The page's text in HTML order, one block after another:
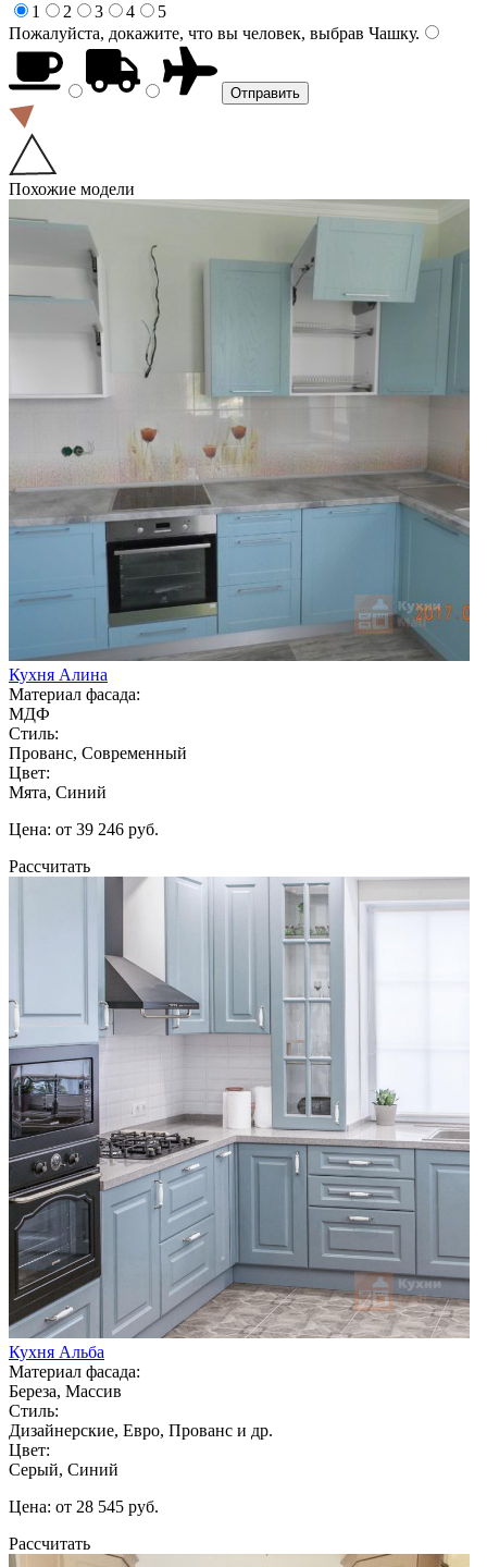
1
2 3 4
5
Пожалуйста, докажите, что вы человек, выбрав Чашку.
Похожие модели
Кухня Алина
Материал фасада:
МДФ
Стиль:
Прованс, Современный
Цвет:
Мята, Синий
Цена: от 39 246 руб.
Рассчитать
Кухня Альба
Материал фасада:
Береза, Массив
Стиль:
Дизайнерские, Евро, Прованс и др.
Цвет:
Серый, Синий
Цена: от 28 545 руб.
Рассчитать